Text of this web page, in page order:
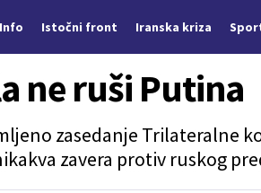
Info Istočni front Iranska kriza
ne ruši Putina
zasedanje Trilateralne
zavera protiv ruskog